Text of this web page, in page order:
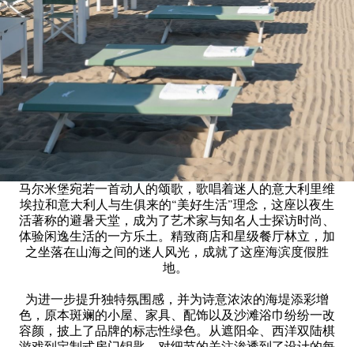
马尔米堡宛若一首动人的颂歌，歌唱着迷人的意大利里维
埃拉和意大利人与生俱来的“美好生活”理念，这座以夜生
活著称的避暑天堂，成为了艺术家与知名人士探访时尚、
体验闲逸生活的一方乐土。精致商店和星级餐厅林立，加
之坐落在山海之间的迷人风光，成就了这座海滨度假胜
地。
为进一步提升独特氛围感，并为诗意浓浓的海堤添彩增
色，原本斑斓的小屋、家具、配饰以及沙滩浴巾纷纷一改
容颜，披上了品牌的标志性绿色。从遮阳伞、西洋双陆棋